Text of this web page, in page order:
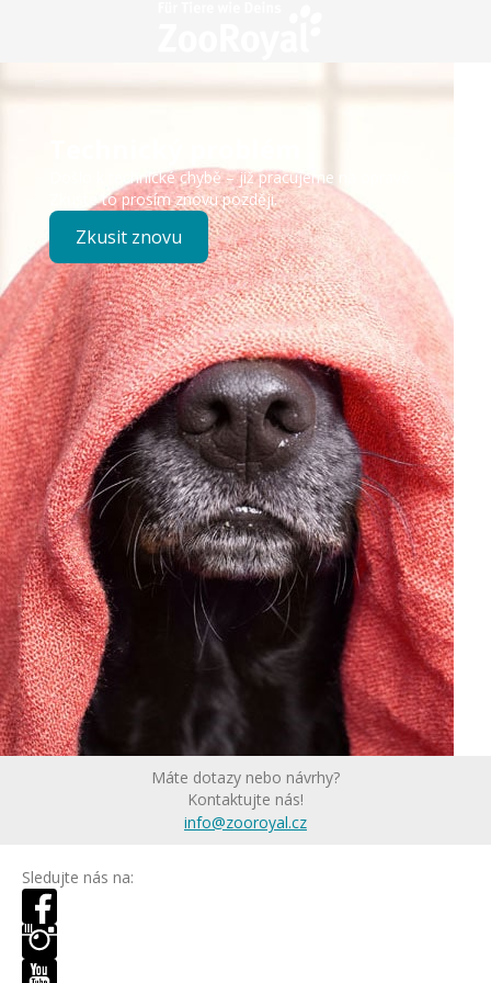
Došlo k technické chybě – již pracujeme na opravě.
Zkuste to prosím znovu později.
Zkusit znovu
Máte dotazy nebo návrhy?
Kontaktujte nás!
info@zooroyal.cz
Sledujte nás na: